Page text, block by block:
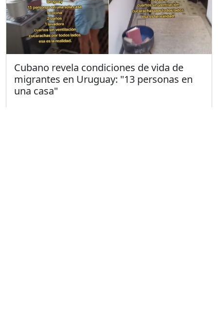
Cubano revela condiciones de vida de
migrantes en Uruguay: "13 personas en
una casa"